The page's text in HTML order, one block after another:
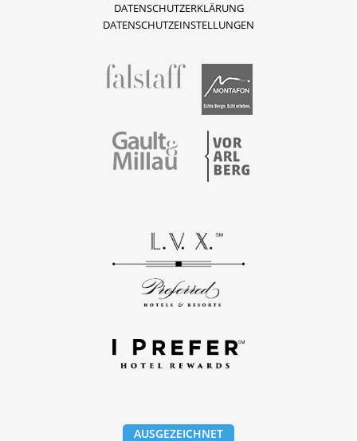
fallstaff
Gault & Millau Vorarlberg
AUSGEZEICHNET
DATENSCHUTZERKLÄRUNG
DATENSCHUTZEINSTELLUNGEN